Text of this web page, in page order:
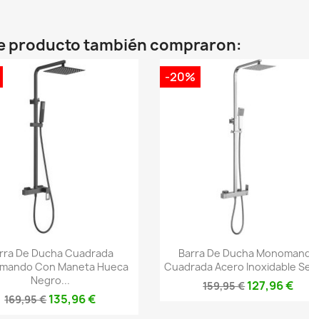
producto también compraron:
Vista rápida
De Ducha Cuadrada
Con Maneta Hueca
Negro...
169,95 €135,96 €
 Vista rápida
Barra De Ducha
Cuadrada Acero Inoxidable
159,95 €127,96 €
-20%